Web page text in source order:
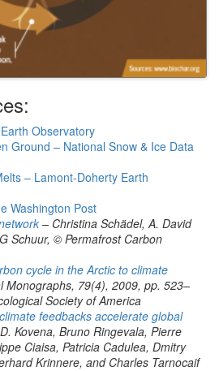
Observatory
Ground – National Snow & Ice Data
– Lamont-Doherty Earth
Washington Post
– Christina Schädel, A. David
Schuur, © Permafrost Carbon
cycle in the Arctic to climate
Monographs, 79(4), 2009, pp. 523–
Society of America
feedbacks accelerate global
Kovena, Bruno Ringevala, Pierre
Ciaisa, Patricia Cadulea, Dmitry
Krinnere, and Charles Tarnocaif